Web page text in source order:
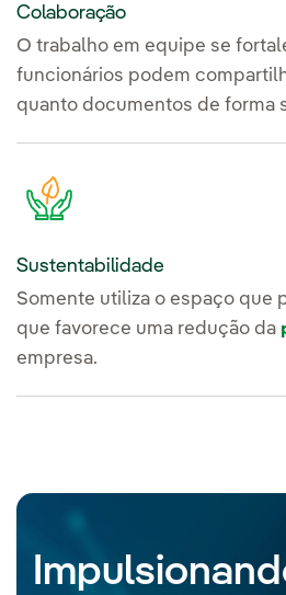
Colaboração
O trabalho em equipe se
funcionários podem
quanto documentos de forma
Sustentabilidade
Somente utiliza o espaço que
que favorece uma redução da
empresa.